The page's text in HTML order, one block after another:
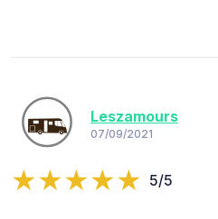
Leszamours
07/09/2021
5/5